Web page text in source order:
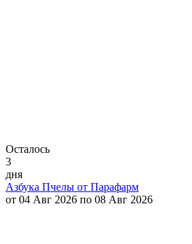
Осталось
3
дня
Азбука Пчелы от Парафарм
от 04 Авг 2026 по 08 Авг 2026